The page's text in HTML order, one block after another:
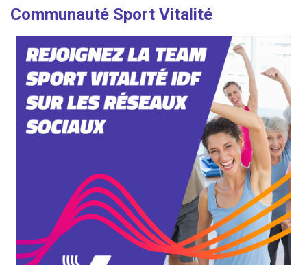
Communauté Sport Vitalité